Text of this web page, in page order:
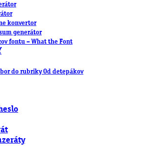
konvertor
generátor
fontu – What the Font
do rubriky Od detepákov